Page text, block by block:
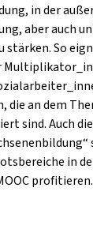
in der
aber auch
So
die an dem
sind. Auch
in
profitieren.